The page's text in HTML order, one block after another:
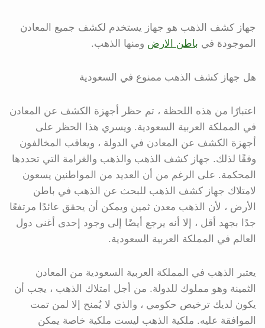
جهاز كشف الذهب هو جهاز يستخدم لكشف جميع المعادن
الموجودة في باطن الارض ومنها الذهب.
هل جهاز كشف الذهب ممنوع في السعودية
اعتبارًا من هذه اللحظة ، تم حظر أجهزة الكشف عن المعادن
في المملكة العربية السعودية. ويسري هذا الحظر على
أجهزة الكشف عن المعادن في الدولة ، ويعاقب المخالفون
وفقًا لذلك. جهاز كشف الذهب والذهب والغرامة التي تحددها
المحكمة. على الرغم من أن العديد من المواطنين يسعون
لامتلاك جهاز كشف الذهب للبحث عن الذهب في باطن
الأرض ، لأن الذهب معدن ثمين ويمكن أن يحقق عائدًا مرتفعًا
جدًا بجهد أقل ، إلا أنه يرجع أيضًا إلى وجود إحدى أغنى دول
العالم في المملكة العربية السعودية.
يعتبر الذهب في المملكة العربية السعودية من المعادن
الثمينة وهو مملوك للدولة. من أجل امتلاك الذهب ، يجب أن
يكون لديك ترخيص حكومي ، والذي لا يُمنح إلا لمن تمت
الموافقة عليه. ملكية الذهب ليست ملكية خاصة يمكن